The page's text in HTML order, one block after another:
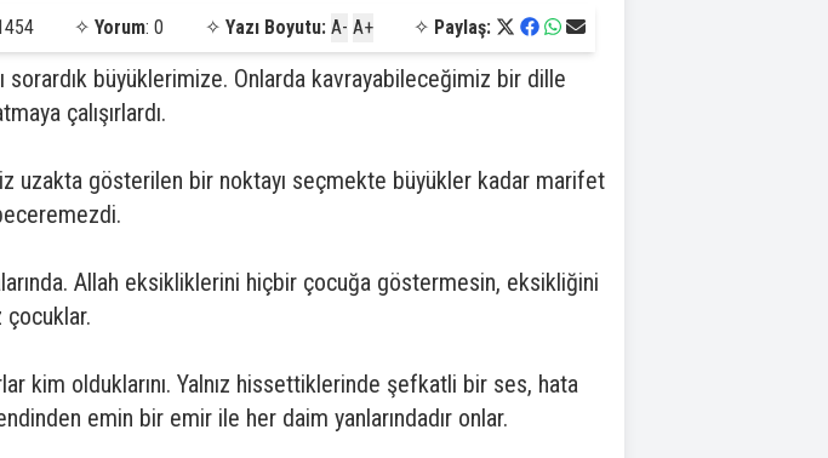
✧Yorum: 0 ✧ Yazı Boyutu: A- A+ ✧ Paylaş:
büyüklerimize. Onlarda kavrayabileceğimiz bir dille
çalışırlardı.
uzakta gösterilen bir noktayı seçmekte büyükler kadar marifet
Allah eksikliklerini hiçbir çocuğa göstermesin, eksikliğini
kim olduklarını. Yalnız hissettiklerinde şefkatli bir ses, hata
emin bir emir ile her daim yanlarındadır onlar.